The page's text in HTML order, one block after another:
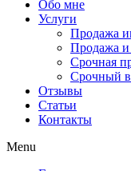
Обо мне
Услуги
Продажа
Продажа и
Срочная
Срочный
Отзывы
Статьи
Контакты
Menu